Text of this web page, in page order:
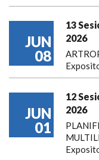
JUN
08
13
2026
JUN
01
12
2026